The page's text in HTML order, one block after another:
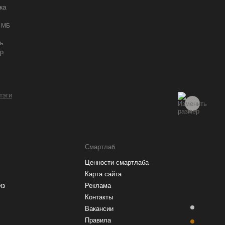
МБ
Смартлаб
Ценности смартлаба
Карта сайта
Реклама
Контакты
Вакансии
Правила